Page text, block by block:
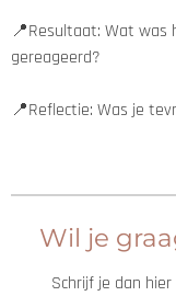
📍Resultaat: Wat
gereageerd?
📍Reflectie: Was je
Wil je
Schrijf je dan